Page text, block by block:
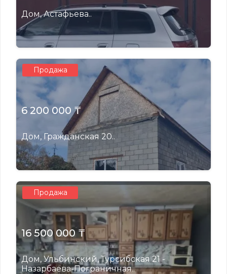
Дом, Астафьева..
Продажа
6 200 000 ₸
Дом, Гражданская 20..
Продажа
16 500 000 ₸
Дом, Ульбинский, Турсибская 21 -
Назарбаева-Пограничная..